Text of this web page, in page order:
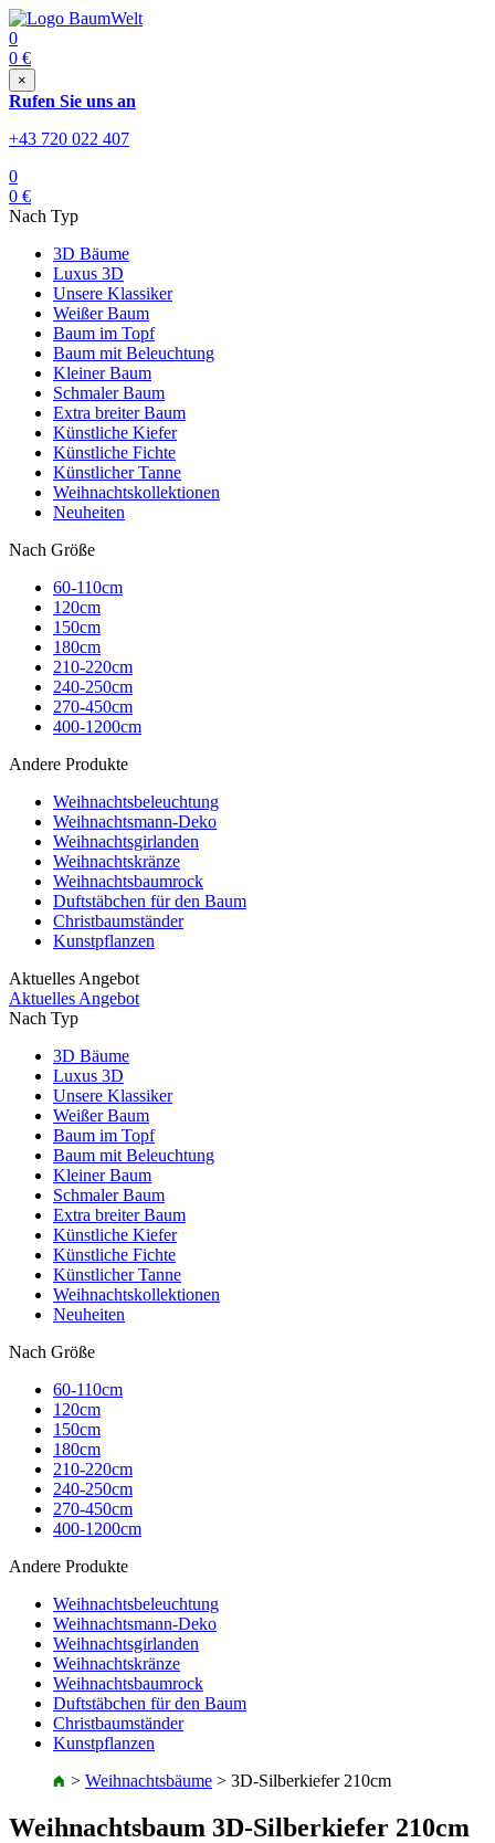
0
0 €
×
Rufen Sie uns an
+43 720 022 407
0
0 €
Nach Typ
3D Bäume
Luxus 3D
Unsere Klassiker
Weißer Baum
Baum im Topf
Baum mit Beleuchtung
Kleiner Baum
Schmaler Baum
Extra breiter Baum
Künstliche Kiefer
Künstliche Fichte
Künstlicher Tanne
Weihnachtskollektionen
Neuheiten
Nach Größe
60-110cm
120cm
150cm
180cm
210-220cm
240-250cm
270-450cm
400-1200cm
Andere Produkte
Weihnachtsbeleuchtung
Weihnachtsmann-Deko
Weihnachtsgirlanden
Weihnachtskränze
Weihnachtsbaumrock
Duftstäbchen für den Baum
Christbaumständer
Kunstpflanzen
Aktuelles Angebot
Aktuelles Angebot
Nach Typ
3D Bäume
Luxus 3D
Unsere Klassiker
Weißer Baum
Baum im Topf
Baum mit Beleuchtung
Kleiner Baum
Schmaler Baum
Extra breiter Baum
Künstliche Kiefer
Künstliche Fichte
Künstlicher Tanne
Weihnachtskollektionen
Neuheiten
Nach Größe
60-110cm
120cm
150cm
180cm
210-220cm
240-250cm
270-450cm
400-1200cm
Andere Produkte
Weihnachtsbeleuchtung
Weihnachtsmann-Deko
Weihnachtsgirlanden
Weihnachtskränze
Weihnachtsbaumrock
Duftstäbchen für den Baum
Christbaumständer
Kunstpflanzen
> Weihnachtsbäume > 3D-Silberkiefer 210cm
Weihnachtsbaum 3D-Silberkiefer 210cm